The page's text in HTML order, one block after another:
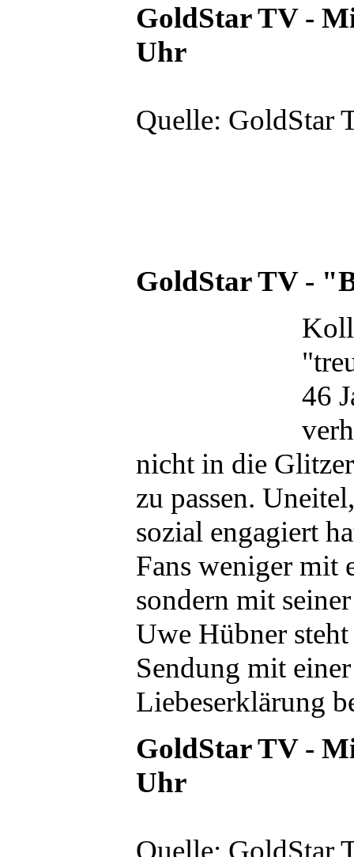
GoldStar TV -
Uhr
Quelle: GoldStar
GoldStar TV -
46
nicht in die
zu passen.
sozial engagiert
Fans weniger mit
sondern mit
Uwe Hübner
Sendung mit
Liebeserklärung
GoldStar TV -
Uhr
Quelle: GoldStar